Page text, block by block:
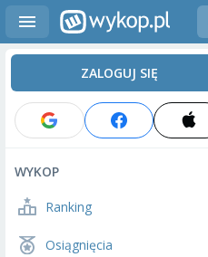
ZALOGUJ SIĘ
WYKOP
Ranking
Osiągnięcia